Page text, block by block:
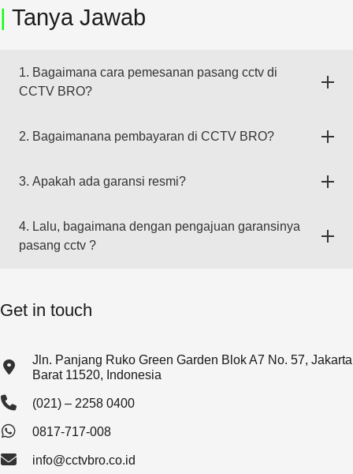
| Tanya Jawab
1. Bagaimana cara pemesanan pasang cctv di
CCTV BRO?
2. Bagaimanana pembayaran di CCTV BRO?
3. Apakah ada garansi resmi?
4. Lalu, bagaimana dengan pengajuan garansinya
pasang cctv ?
Get in touch
Jln. Panjang Ruko Green Garden Blok A7 No. 57, Jakarta
Barat 11520, Indonesia
(021) – 2258 0400
0817-717-008
info@cctvbro.co.id